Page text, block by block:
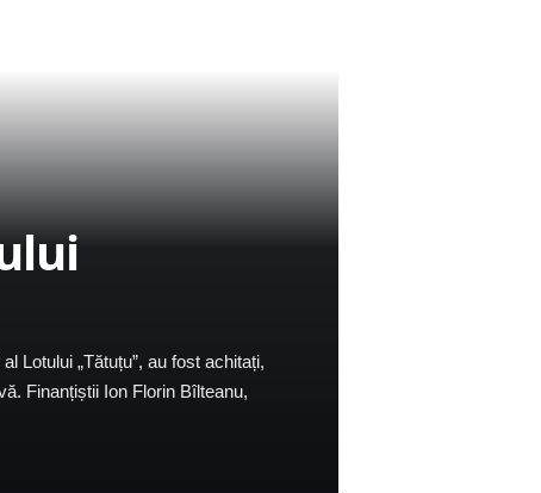
Lotului „Tătuțu”, au fost achitați,
Finanțiștii Ion Florin Bîlteanu,